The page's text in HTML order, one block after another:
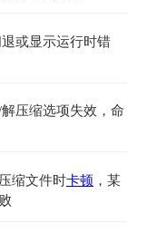
或显示运行时错
压缩选项失效，命
缩文件时卡顿 ，某